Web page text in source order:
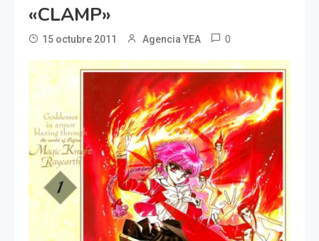
«CLAMP»
15 octubre 2011 Agencia YEA 0